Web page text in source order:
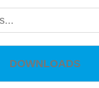
DOWNLOADS